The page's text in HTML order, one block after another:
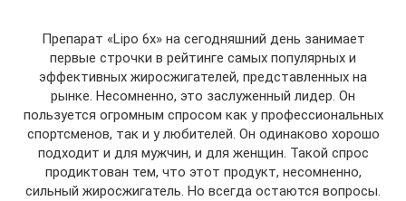
Препарат «Lipo 6x» на сегодняшний день занимает
первые строчки в рейтинге самых популярных и
эффективных жиросжигателей, представленных на
рынке. Несомненно, это заслуженный лидер. Он
пользуется огромным спросом как у профессиональных
спортсменов, так и у любителей. Он одинаково хорошо
подходит и для мужчин, и для женщин. Такой спрос
продиктован тем, что этот продукт, несомненно,
сильный жиросжигатель. Но всегда остаются вопросы.